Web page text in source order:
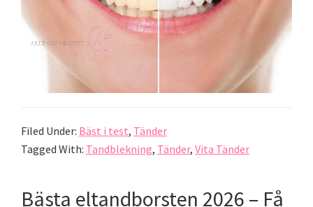
Filed Under: Bäst i test, Tänder
Tagged With: Tandblekning, Tänder, Vita Tänder
Bästa eltandborsten 2026 – Få